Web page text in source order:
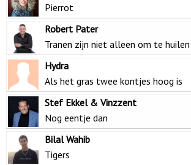
Pierrot
Robert Pater
Tranen zijn niet alleen om te huilen
Hydra
Als het gras twee kontjes hoog is
Stef Ekkel & Vinzzent
Nog eentje dan
Bilal Wahib
Tigers